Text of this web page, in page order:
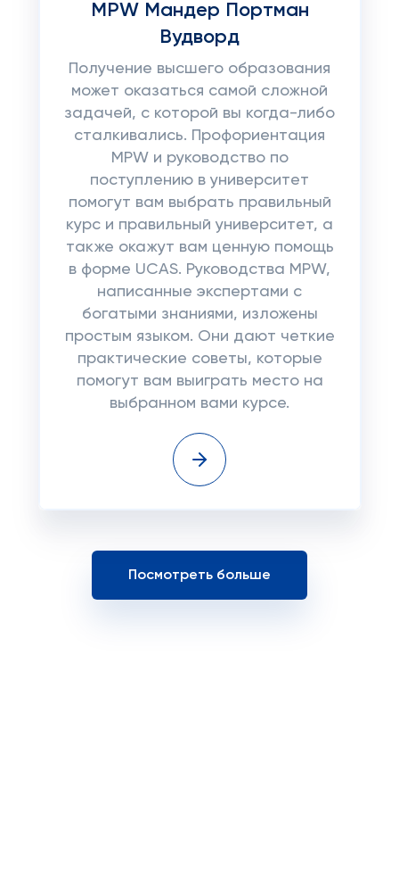
MPW Мандер Портман
Вудворд
Получение высшего образования
может оказаться самой сложной
задачей, с которой вы когда-либо
сталкивались. Профориентация
MPW и руководство по
поступлению в университет
помогут вам выбрать правильный
курс и правильный университет, а
также окажут вам ценную помощь
в форме UCAS. Руководства MPW,
написанные экспертами с
богатыми знаниями, изложены
простым языком. Они дают четкие
практические советы, которые
помогут вам выиграть место на
выбранном вами курсе.
Посмотреть больше